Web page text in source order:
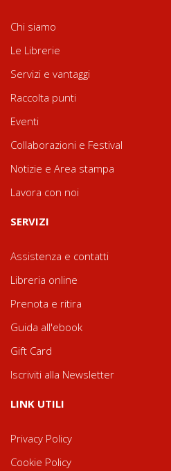
Chi siamo
Le Librerie
Servizi e vantaggi
Raccolta punti
Eventi
Collaborazioni e Festival
Notizie e Area stampa
Lavora con noi
SERVIZI
Assistenza e contatti
Libreria online
Prenota e ritira
Guida all'ebook
Gift Card
Iscriviti alla Newsletter
LINK UTILI
Privacy Policy
Cookie Policy